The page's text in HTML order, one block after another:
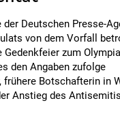
Deutschen Presse-
von dem Vorfall
zum
den Angaben zufolge
frühere Botschafterin in
Anstieg des